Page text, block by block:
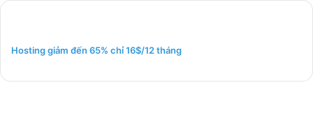
o
Hosting giảm đến 65% chỉ 16$/12 tháng